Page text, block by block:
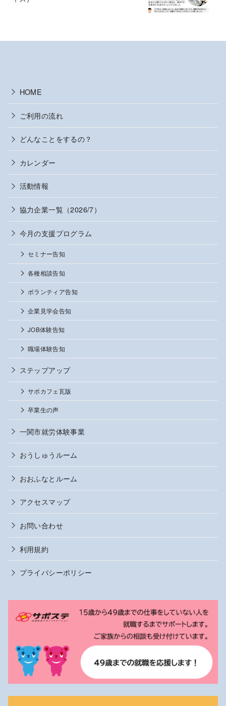
HOME
ご利用の流れ
どんなことをするの？
カレンダー
活動情報
協力企業一覧（2026/7）
今月の支援プログラム
セミナー告知
各種相談告知
ボランティア告知
企業見学会告知
JOB体験告知
職場体験告知
ステップアップ
サポカフェ瓦版
卒業生の声
一関市就労体験事業
おうしゅうルーム
おおふなとルーム
アクセスマップ
お問い合わせ
利用規約
プライバシーポリシー